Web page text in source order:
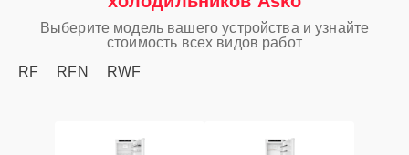
Выберите модель вашего устройства и узнайте
стоимость всех видов работ
RF
RFN RWF